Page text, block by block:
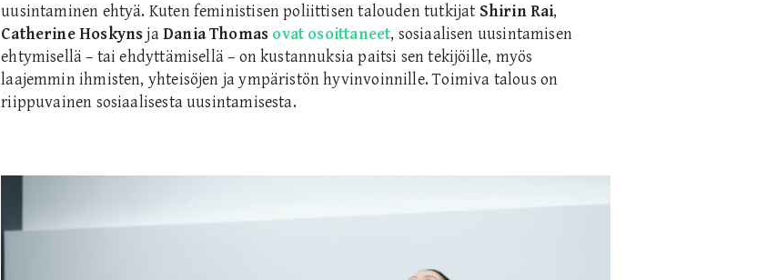
uusintaminen ehtyä. Kuten feministisen poliittisen talouden tutkijat Shirin Rai,
Catherine HoskynsjaDania Thomas ovat osoittaneet, sosiaalisen uusintamisen
ehtymisellä – tai ehdyttämisellä – on kustannuksia paitsi sen tekijöille, myös
laajemmin ihmisten, yhteisöjen ja ympäristön hyvinvoinnille. Toimiva talous on
riippuvainen sosiaalisesta uusintamisesta.